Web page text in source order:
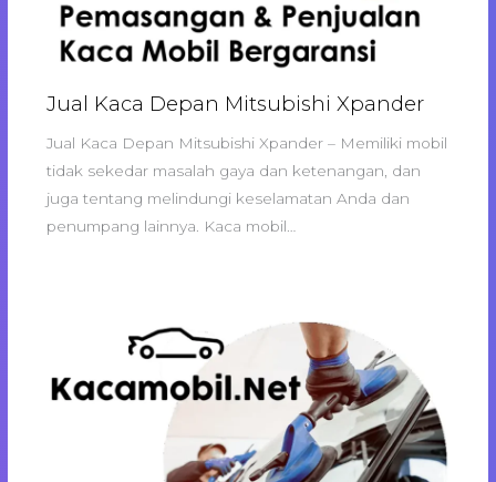
Jual Kaca Depan Mitsubishi Xpander
Jual Kaca Depan Mitsubishi Xpander – Memiliki mobil
tidak sekedar masalah gaya dan ketenangan, dan
juga tentang melindungi keselamatan Anda dan
penumpang lainnya. Kaca mobil…